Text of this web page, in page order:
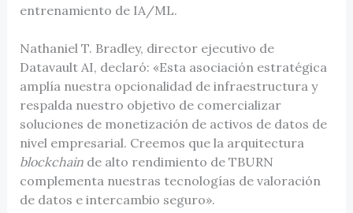
entrenamiento de IA/ML.
Nathaniel T. Bradley, director ejecutivo de
Datavault AI, declaró: «Esta asociación estratégica
amplía nuestra opcionalidad de infraestructura y
respalda nuestro objetivo de comercializar
soluciones de monetización de activos de datos de
nivel empresarial. Creemos que la arquitectura
blockchain de alto rendimiento de TBURN
complementa nuestras tecnologías de valoración
de datos e intercambio seguro».